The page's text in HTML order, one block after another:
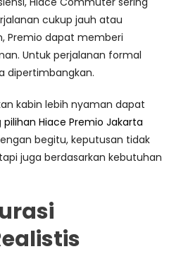
cukup jauh atau
Premio dapat memberi
Untuk perjalanan formal
dipertimbangkan.
kabin lebih nyaman dapat
pilihan Hiace Premio Jakarta
begitu, keputusan tidak
juga berdasarkan kebutuhan